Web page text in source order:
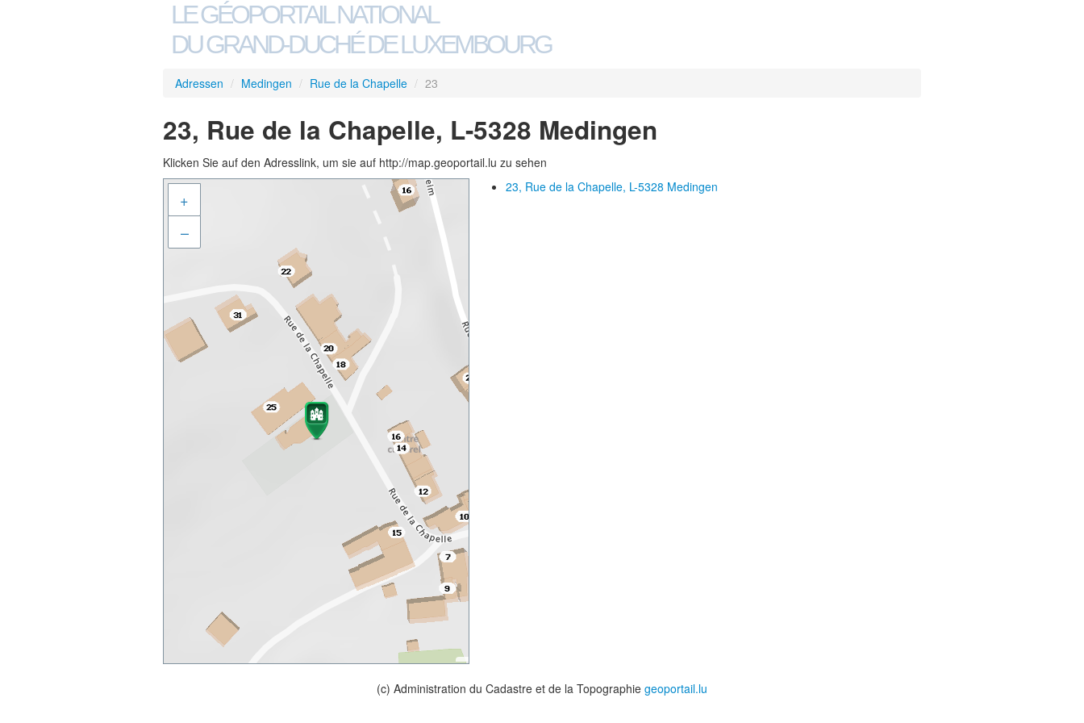
LE GÉOPORTAIL NATIONAL
DU GRAND-DUCHÉ DE LUXEMBOURG
Adressen / Medingen / Rue de la Chapelle / 23
23, Rue de la Chapelle, L-5328 Medingen
Klicken Sie auf den Adresslink, um sie auf http://map.geoportail.lu zu sehen
+
–
23, Rue de la Chapelle, L-5328 Medingen
(c) Administration du Cadastre et de la Topographie geoportail.lu